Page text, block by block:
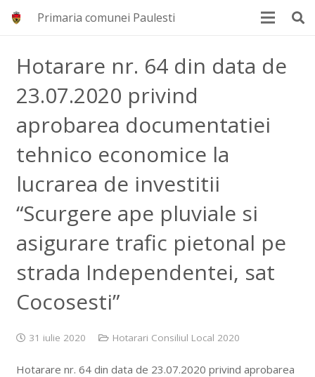
Primaria comunei Paulesti
Hotarare nr. 64 din data de
23.07.2020 privind
aprobarea documentatiei
tehnico economice la
lucrarea de investitii
“Scurgere ape pluviale si
asigurare trafic pietonal pe
strada Independentei, sat
Cocosesti”
31 iulie 2020 Hotarari Consiliul Local 2020
Hotarare nr. 64 din data de 23.07.2020 privind aprobarea